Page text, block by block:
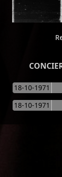
18-10-1971
18-10-1971